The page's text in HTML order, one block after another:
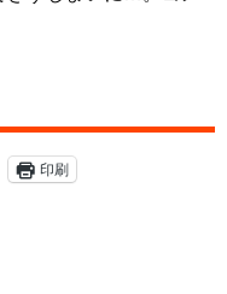
印刷